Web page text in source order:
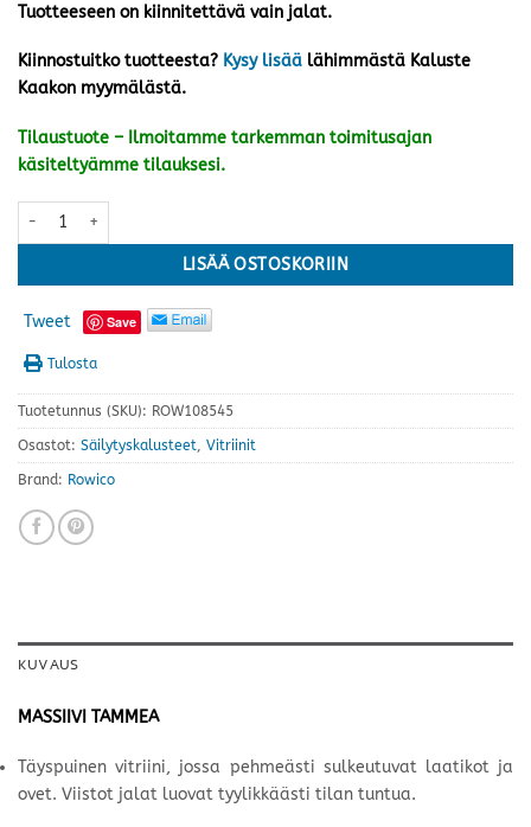
Tuotteeseen on kiinnitettävä vain jalat.
Kiinnostuitko tuotteesta? Kysy lisää lähimmästä Kaluste
Kaakon myymälästä.
Tilaustuote – Ilmoitamme tarkemman toimitusajan
käsiteltyämme tilauksesi.
Brooklyn vitriini, tummanruskea määrä
LISÄÄ OSTOSKORIIN
Tweet Save
Tulosta
Tuotetunnus (SKU): ROW108545
Osastot: Säilytyskalusteet Vitriinit
Brand: Rowico
KUVAUS
MASSIIVI TAMMEA
Täyspuinen vitriini, jossa pehmeästi sulkeutuvat laatikot ja
ovet. Viistot jalat luovat tyylikkäästi tilan tuntua.